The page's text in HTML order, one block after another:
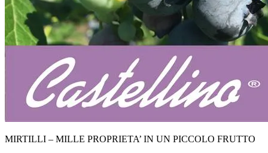
MIRTILLI – MILLE PROPRIETA’ IN UN PICCOLO FRUTTO